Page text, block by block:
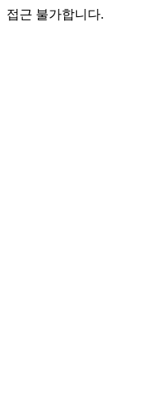
접근 불가합니다.